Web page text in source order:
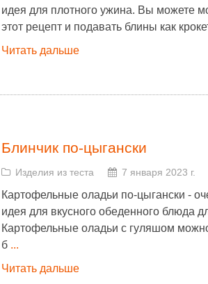
идея для плотного ужина. Вы можете
этот рецепт и подавать блины как
Читать дальше
Блинчик по-цыгански
Изделия из теста 7 января 2023 г.
Картофельные оладьи по-цыгански -
идея для вкусного обеденного блюда
Картофельные оладьи с гуляшом
б ...
Читать дальше